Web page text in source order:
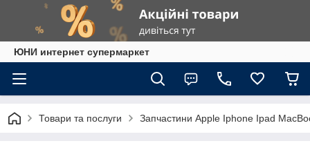
ЮНИ интернет супермаркет
Товари та послуги Запчастини Apple Iphone Ipad